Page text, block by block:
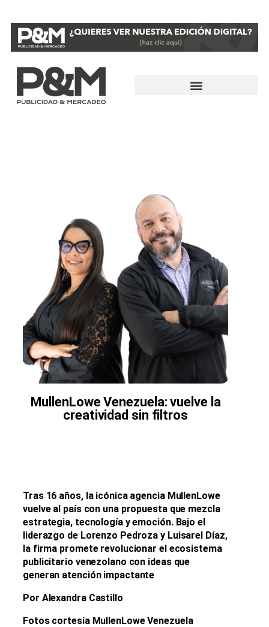
MullenLowe Venezuela: vuelve la
creatividad sin filtros
Tras 16 años, la icónica agencia MullenLowe
vuelve al país con una propuesta que mezcla
estrategia, tecnología y emoción. Bajo el
liderazgo de Lorenzo Pedroza y Luisarel Díaz,
la firma promete revolucionar el ecosistema
publicitario venezolano con ideas que
generan atención impactante
Por Alexandra Castillo
Fotos cortesía MullenLowe Venezuela